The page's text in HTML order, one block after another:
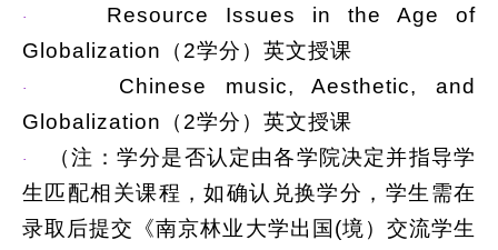
·
Resource Issues in the Age of
Globalization （2学分）英文授课
·
Chinese music, Aesthetic, and
Globalization （2学分）英文授课
·
（注：学分是否认定由各学院决定并指导学
生匹配相关课程，如确认兑换学分，学生需在
录取后提交《南京林业大学出国(境）交流学生